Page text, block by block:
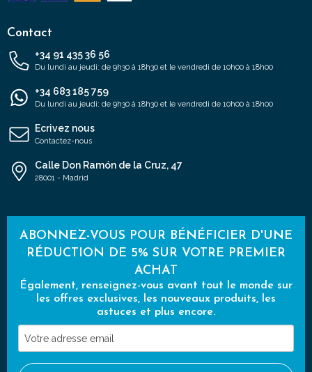
Contact
+34 91 435 36 56
Du lundi au jeudi: de 9h30 à 18h30 et le vendredi de 10h00 à 18h00
+34 683 185 759
Du lundi au jeudi: de 9h30 à 18h30 et le vendredi de 10h00 à 18h00
Ecrivez nous
Contactez-nous
Calle Don Ramón de la Cruz, 47
28001 - Madrid
ABONNEZ-VOUS POUR BÉNÉFICIER D'UNE
RÉDUCTION DE 5% SUR VOTRE PREMIER
ACHAT
Également, renseignez-vous avant tout le monde sur
les offres exclusives, les nouveaux produits, les
astuces et plus encore.
Votre
adresse
email